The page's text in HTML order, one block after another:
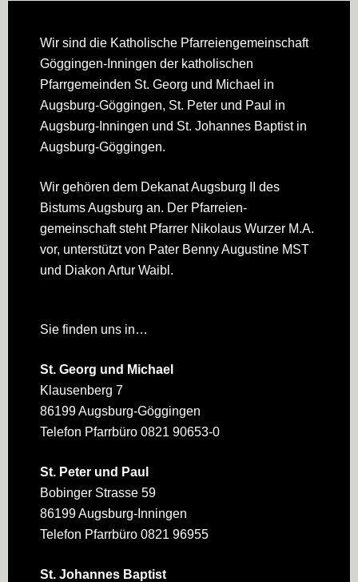
Footer
Wir sind die Katholische Pfarreien­gemeinschaft
Göggingen-Inningen der katholischen
Pfarrgemeinden St. Georg und Michael in
Augsburg-Göggingen, St. Peter und Paul in
Augsburg-Inningen und St. Johannes Baptist in
Augsburg-Göggingen.
Wir gehören dem Dekanat Augsburg II des
Bistums Augsburg an. Der Pfarreien­
gemeinschaft steht Pfarrer Nikolaus Wurzer M.A.
vor, unterstützt von Pater Benny Augustine MST
und Diakon Artur Waibl.
Sie finden uns in…
St. Georg und Michael
Klausenberg 7
86199 Augsburg-Göggingen
Telefon Pfarrbüro 0821 90653-0
St. Peter und Paul
Bobinger Strasse 59
86199 Augsburg-Inningen
Telefon Pfarrbüro 0821 96955
St. Johannes Baptist